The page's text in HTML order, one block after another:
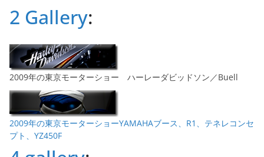
2 Gallery:
2009年の東京モーターショー ハーレーダビッドソン／Buell
2009年の東京モーターショーYAMAHAブース、R1、テネレコンセ
プト、YZ450F